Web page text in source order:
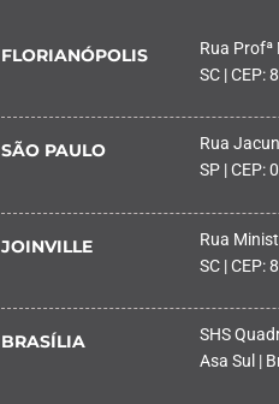
FLORIANÓPOLIS
Rua
SC | CEP:
SÃO PAULO
Rua
SP | CEP:
JOINVILLE
Rua
SC | CEP:
BRASÍLIA
SHS
Asa Sul |